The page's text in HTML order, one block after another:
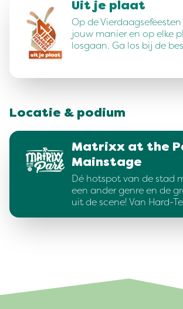
Uit je plaat
Op de
jouw manier en op elke
losgaan. Ga los bij de
Locatie & podium
Matrixx at the
Mainstage
Dé hotspot van de stad
een ander genre en de
uit de scene! Van Hard-